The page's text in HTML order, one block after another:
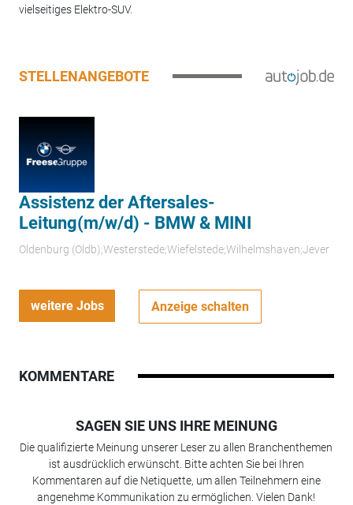
vielseitiges Elektro-SUV.
STELLENANGEBOTE
Assistenz der Aftersales-
Leitung(m/w/d) - BMW & MINI
Oldenburg (Oldb);Westerstede;Wiefelstede;Wilhelmshaven;Jever
weitere Jobs Anzeige schalten
KOMMENTARE
SAGEN SIE UNS IHRE MEINUNG
Die qualifizierte Meinung unserer Leser zu allen Branchenthemen
ist ausdrücklich erwünscht. Bitte achten Sie bei Ihren
Kommentaren auf die Netiquette, um allen Teilnehmern eine
angenehme Kommunikation zu ermöglichen. Vielen Dank!